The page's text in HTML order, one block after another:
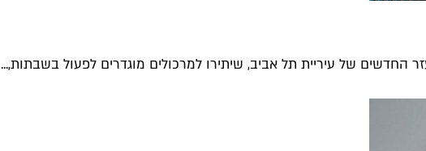
של עיריית תל אביב, שיתירו למרכולים מוגדרים לפעול בשבתות,...